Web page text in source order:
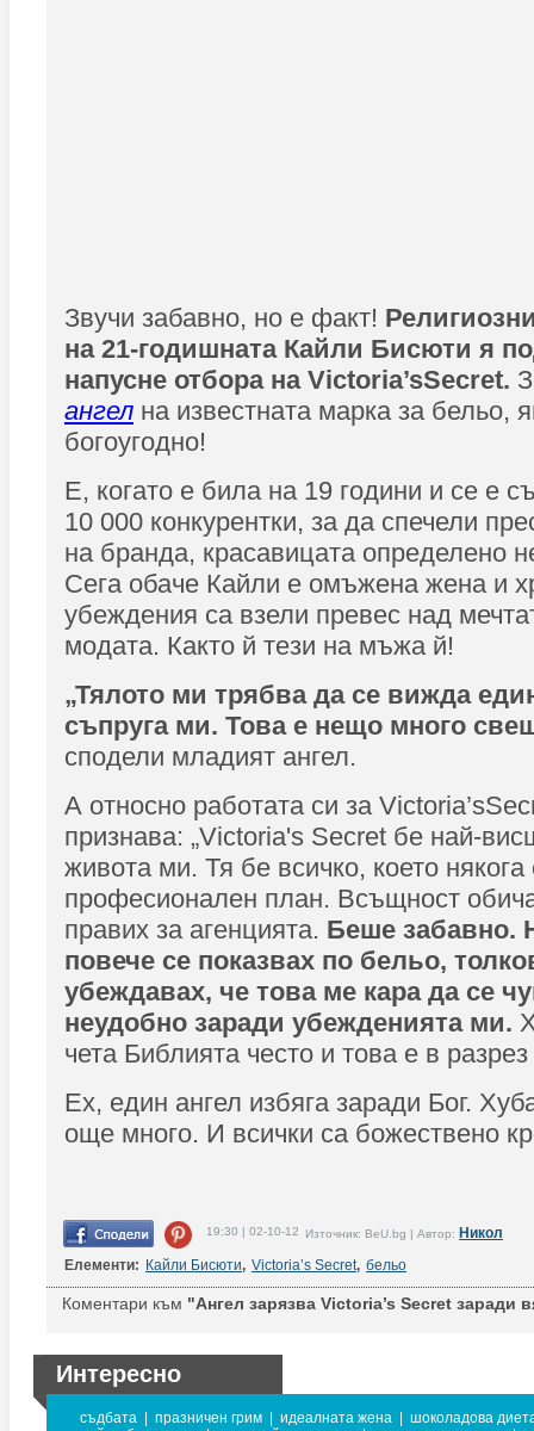
Звучи забавно, но е факт!
на 21-годишната Кайли Бисюти я
напусне отбора на Victoria’sSecret.
ангел на известната марка за бельо,
богоугодно!
Е, когато е била на 19 години и се е
10 000 конкурентки, за да спечели
на бранда, красавицата определено
Сега обаче Кайли е омъжена жена и
убеждения са взели превес над
модата. Както й тези на мъжа й!
„Тялото ми трябва да се вижда
съпруга ми. Това е нещо много
сподели младият ангел.
А относно работата си за
признава: „Victoria's Secret бе най-
живота ми. Тя бе всичко, което
професионален план. Всъщност
правих за агенцията. Беше забавно.
повече се показвах по бельо,
убеждавах, че това ме кара да се
неудобно заради убежденията ми.
чета Библията често и това е в разрез
Ех, един ангел избяга заради Бог.
още много. И всички са божествено
19:30 | 02-10-12 Източник: BeU.bg | Автор: Никол
Елементи: Кайли Бисюти, Victoria’s Secret, бельо
Коментари към "Ангел зарязва Victoria’s Secret заради
Интересно
съдбата празничен грим идеалната жена
шоколадова